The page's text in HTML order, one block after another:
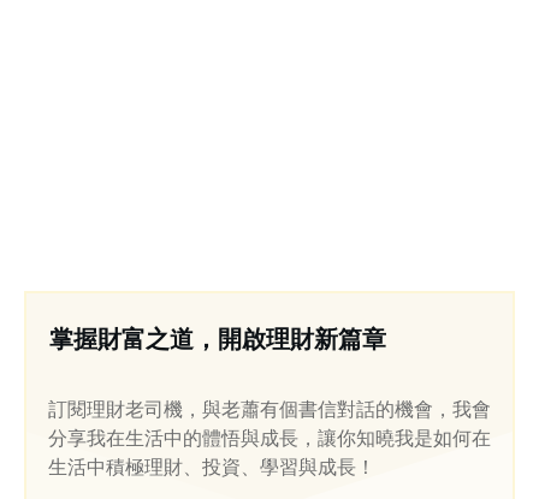
掌握財富之道，開啟理財新篇章
訂閱理財老司機，與老蕭有個書信對話的機會，我會
分享我在生活中的體悟與成長，讓你知曉我是如何在
生活中積極理財、投資、學習與成長！